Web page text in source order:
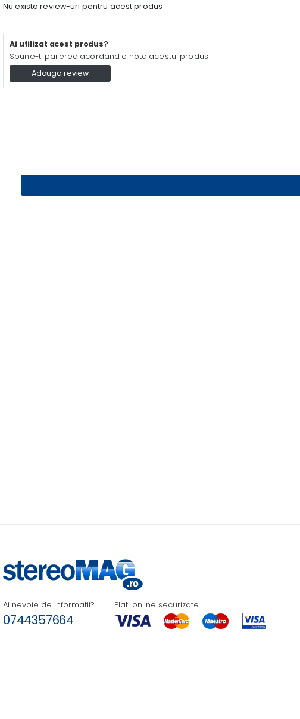
Nu exista review-uri pentru acest produs
Ai utilizat acest produs?
Spune-ti parerea acordand o nota acestui produs
Adauga review
Ai nevoie de informatii?
0744357664
Plati online securizate